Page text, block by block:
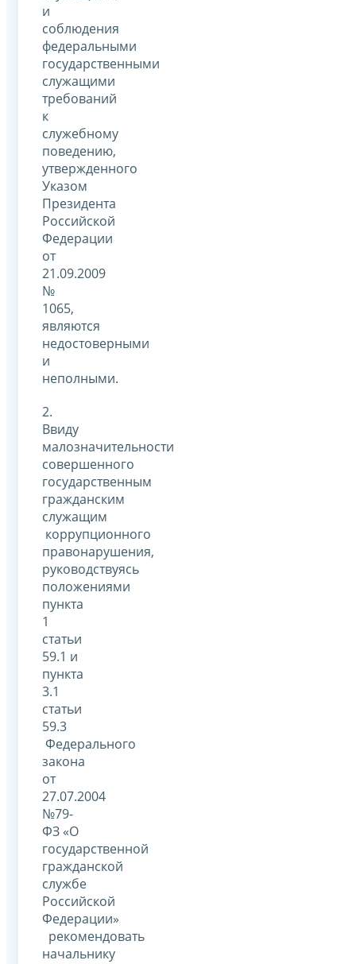
и
соблюдения
федеральными
государственными
служащими
требований
к
служебному
поведению,
утвержденного
Указом
Президента
Российской
Федерации
от
21.09.2009
№
1065,
являются
недостоверными
и
неполными.
2.
Ввиду
малозначительности
совершенного
государственным
гражданским
служащим
коррупционного
правонарушения,
руководствуясь
положениями
пункта
1
статьи
59.1 и
пункта
3.1
статьи
59.3
Федерального
закона
от
27.07.2004
№79-
ФЗ «О
государственной
гражданской
службе
Российской
Федерации»
рекомендовать
начальнику